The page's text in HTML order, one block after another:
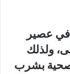
عصير
ولذلك
بشرب